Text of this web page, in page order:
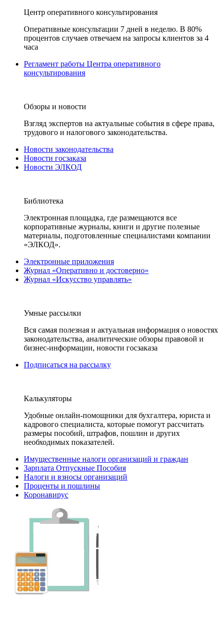
Центр оперативного консультирования
Оперативные консультации 7 дней в неделю. В 80%
процентов случаев отвечаем на запросы клиентов за 4
часа
Регламент работы Центра оперативного
консультирования
Обзоры и новости
Взгляд экспертов на актуальные события в сфере права,
трудового и налогового законодательства.
Новости законодательства
Новости госзаказа
Новости ЭЛКОД
Библиотека
Электронная площадка, где размещаются все
корпоративные журналы, книги и другие полезные
материалы, подготовленные специалистами компании
«ЭЛКОД».
Электронные приложения
Журнал «Оперативно и достоверно»
Журнал «Искусство управлять»
Умные рассылки
Вся самая полезная и актуальная информация о новостях
законодательства, аналитические обзоры правовой и
бизнес-информации, новости госзаказа
Подписаться на рассылку
Калькуляторы
Удобные онлайн-помощники для бухгалтера, юриста и
кадрового специалиста, которые помогут рассчитать
размеры пособий, штрафов, пошлин и других
необходимых показателей.
Имущественные налоги организаций и граждан
Зарплата Отпускные Пособия
Налоги и взносы организаций
Проценты и пошлины
Коронавирус